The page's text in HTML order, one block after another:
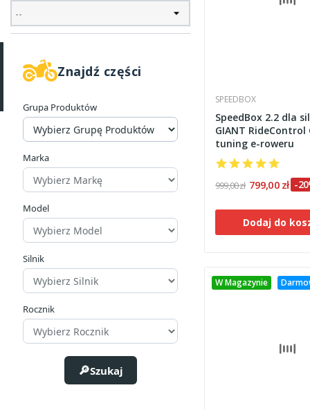
Znajdź części
Grupa Produktów
Marka
Model
Silnik
Rocznik
Szukaj
SPEEDBOX
SpeedBox 2.2 dla
GIANT RideControl
tuning e-roweru
999,00 zł 799,00 zł -
Dodaj do
W Magazynie